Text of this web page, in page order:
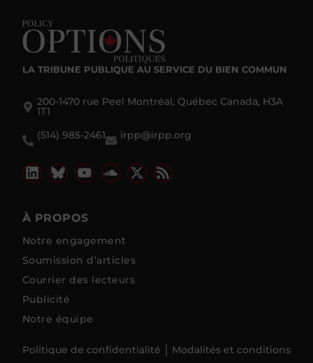
LA TRIBUNE PUBLIQUE AU SERVICE DU BIEN COMMUN
200-1470 rue Peel Montréal, Québec Canada, H3A
1T1
(514) 985-2461
irpp@irpp.org
À PROPOS
Notre engagement
Soumission d’articles
Courrier des lecteurs
Publicité
Notre équipe
Politique de confidentialité
Modalités et conditions